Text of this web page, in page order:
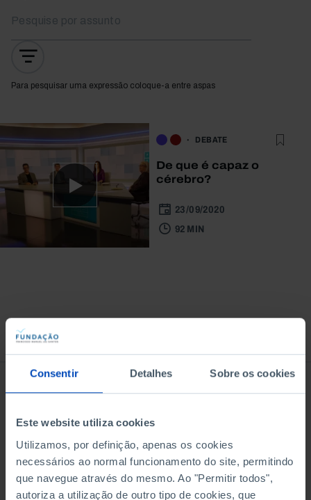
Consentir Detalhes Sobre os cookies
Este website utiliza cookies
Utilizamos, por definição, apenas os cookies
necessários ao normal funcionamento do site, permitindo
que navegue através do mesmo. Ao "Permitir todos",
autoriza a utilização de outro tipo de cookies, que
Para pesquisar uma expressão coloque-a entre aspas
DEBATE
De que é capaz o
cérebro?
23/09/2020
92 MIN